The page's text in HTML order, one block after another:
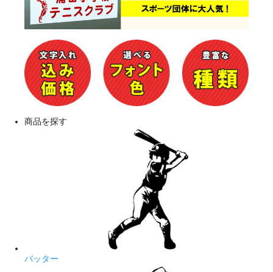
商品を探す
バッター